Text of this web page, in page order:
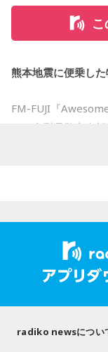
寅の日は、「千里
行や出張にも縁起
夏休み期間中という
ん。
もちろん、安全な
し、余裕を持った
る人の中には、次
・銀行口座を開設
・資格の勉強や新
うのだけれど。
「ダーリン」でと
か良かったのかなと
ムと話を進めてい
若井：ありがとう！
（写真左から）
熊本地震に便乗し
FM-FUJI『
は、山梨県警察本
んを迎え、熊本地
規模災害が発生す
増えるおそれがあ
被災者を狙う悪質
渡邉さんは、災害
必要物品の販売を
る可能性があると
radiko newsについ